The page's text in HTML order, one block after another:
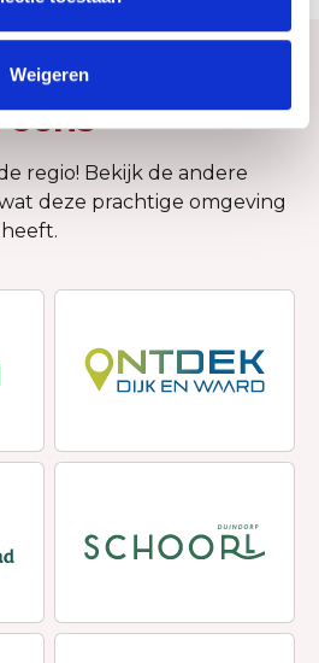
Weigeren
regio! Bekijk de andere
deze prachtige omgeving